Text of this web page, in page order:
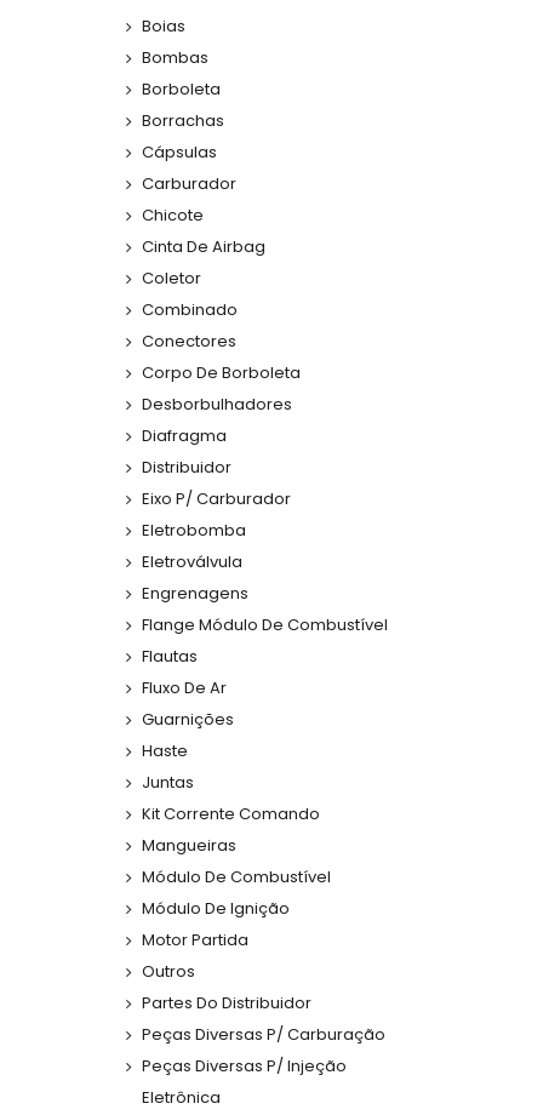
Boias
Bombas
Borboleta
Borrachas
Cápsulas
Carburador
Chicote
Cinta De Airbag
Coletor
Combinado
Conectores
Corpo De Borboleta
Desborbulhadores
Diafragma
Distribuidor
Eixo P/ Carburador
Eletrobomba
Eletroválvula
Engrenagens
Flange Módulo De Combustível
Flautas
Fluxo De Ar
Guarnições
Haste
Juntas
Kit Corrente Comando
Mangueiras
Módulo De Combustível
Módulo De Ignição
Motor Partida
Outros
Partes Do Distribuidor
Peças Diversas P/ Carburação
Peças Diversas P/ Injeção
Eletrônica